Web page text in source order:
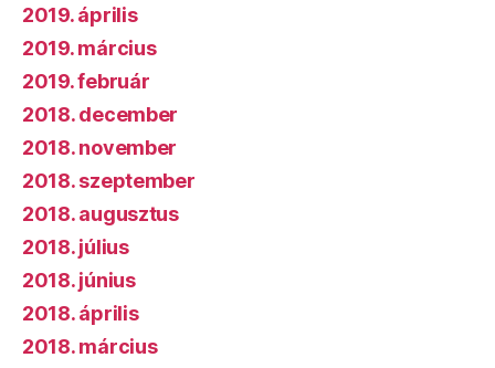
2019. április
2019. március
2019. február
2018. december
2018. november
2018. szeptember
2018. augusztus
2018. július
2018. június
2018. április
2018. március